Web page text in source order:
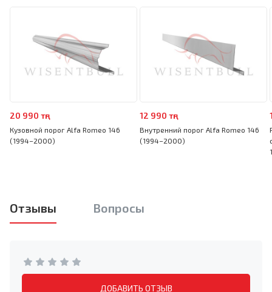
20 990 тңг
Кузовной порог Alfa Romeo 146
(1994–2000)
12 990 тңг
Внутренний порог Alfa Romeo 146
(1994–2000)
Отзывы Вопросы
ДОБАВИТЬ ОТЗЫВ